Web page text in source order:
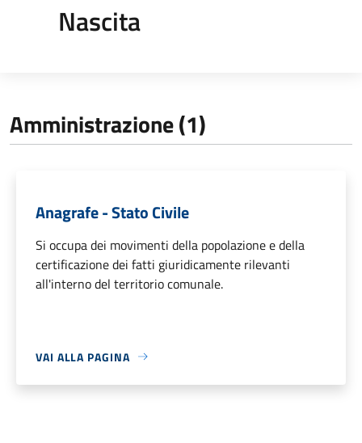
Nascita
Amministrazione (1)
Anagrafe - Stato Civile
Si occupa dei movimenti della popolazione e della
certificazione dei fatti giuridicamente rilevanti
all'interno del territorio comunale.
VAI ALLA PAGINA